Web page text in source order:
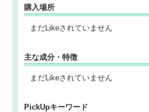
購入場所
まだLikeされていません
主な成分・特徴
まだLikeされていません
PickUpキーワード